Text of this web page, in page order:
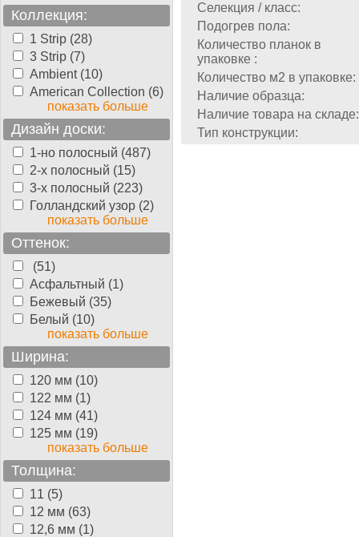
Коллекция:
1 Strip (28)
3 Strip (7)
Ambient (10)
American Collection (6)
показать больше
Дизайн доски:
1-но полосный (487)
2-х полосный (15)
3-х полосный (223)
Голландский узор (2)
показать больше
Оттенок:
(51)
Асфальтный (1)
Бежевый (35)
Белый (10)
показать больше
Ширина:
120 мм (10)
122 мм (1)
124 мм (41)
125 мм (19)
показать больше
Толщина:
11 (5)
12 мм (63)
12,6 мм (1)
Селекция / класс:
Подогрев пола:
Количество планок в
упаковке :
Количество м2 в упаковке:
Наличие образца:
Наличие товара на складе:
Тип конструкции: